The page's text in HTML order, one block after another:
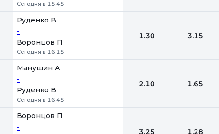
Сегодня в 15:45
Руденко В
-
Воронцов П
Сегодня в 16:15
1.30 3.15
Манушин А
-
Руденко В
Сегодня в 16:45
2.10 1.65
Воронцов П
- 3.25 1.28